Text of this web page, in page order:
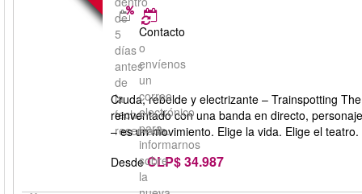
de
5
días
antes
de
la
fecha
reservada.
Contacto
o
envíenos
un
correo
electrónico
para
informarnos
sobre
la
Cruda, rebelde y electrizante – Trainspotting
reinventado con una banda en directo,
– es un movimiento. Elige la vida. Elige el teatro.
Desde CLP$ 34.987